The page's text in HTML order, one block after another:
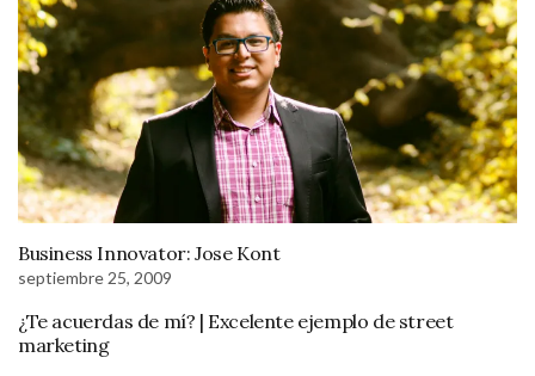
Business Innovator: Jose Kont
septiembre 25, 2009
¿Te acuerdas de mí? | Excelente ejemplo de street
marketing